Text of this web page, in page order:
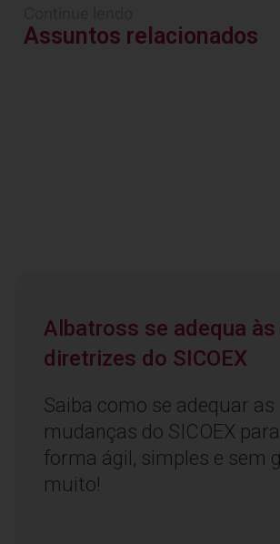
Assuntos relacionados
Albatross se adequa às
diretrizes do SICOEX
Saiba como se adequar as
mudanças do SICOEX
forma ágil, simples e sem
muito!